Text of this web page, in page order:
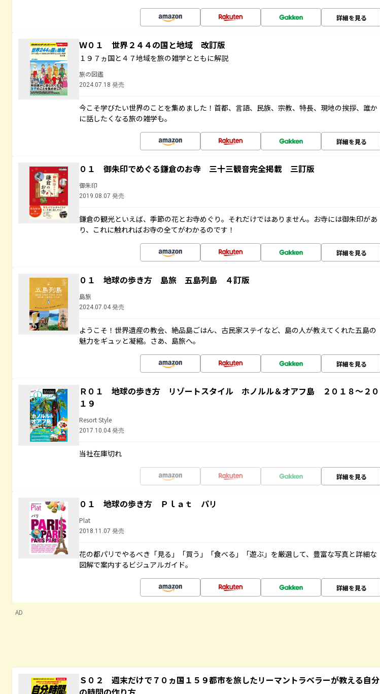
詳細を見る
Ｗ０１ 世界２４４の国と地域 改訂版
１９７ヵ国と４７地域を旅の雑学とともに解説
旅の図鑑
2024.07.18 発売
今こそ学びたい世界のことを集めました！首都、言語、民族、宗教、特長、現地の挨拶、誰か
に話したくなる旅の雑学も。
詳細を見る
０１ 御朱印でめぐる鎌倉のお寺 三十三観音完全掲載 三訂版
御朱印
2019.08.07 発売
鎌倉の観光といえば、季節の花とお寺めぐり。それだけではありません。お寺には御朱印があ
り、これに触れればお寺の全てがわかるのです！
詳細を見る
０１ 地球の歩き方 島旅 五島列島 ４訂版
島旅
2024.07.04 発売
ようこそ！世界遺産の教会、絶品島ごはん、古民家ステイなど、島の人が教えてくれた五島の
魅力をギュッと凝縮。さあ、島旅へ。
詳細を見る
Ｒ０１ 地球の歩き方 リゾートスタイル ホノルル＆オアフ島 ２０１８～２０
１９
Resort Style
2017.10.04 発売
当社在庫切れ
詳細を見る
０１ 地球の歩き方 Ｐｌａｔ パリ
Plat
2018.11.07 発売
花の都パリでやるべき「見る」「買う」「食べる」「遊ぶ」を厳選して、豊富な写真と詳細な
図解で案内するビジュアルガイド。
詳細を見る
AD
Ｓ０２ 週末だけで７０ヵ国１５９都市を旅したリーマントラベラーが教える自分